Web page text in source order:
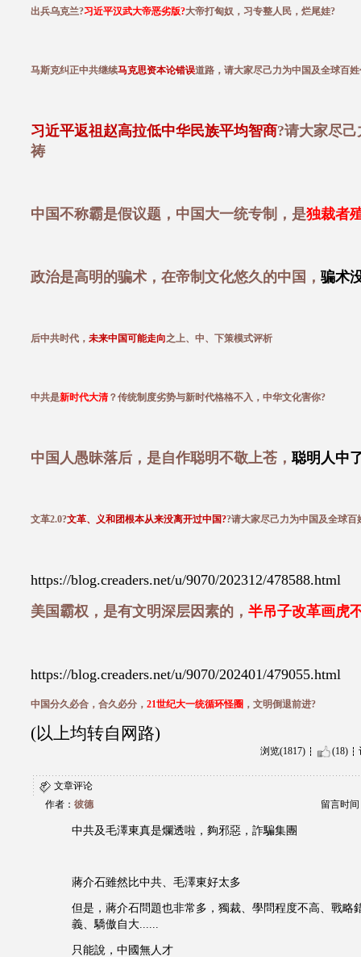
出兵乌克兰?习近平汉武大帝恶劣版?大帝打匈奴，习专整人民，烂尾娃?
马斯克纠正中共继续马克思资本论错误道路，请大家尽己力为中国及全球百
习近平返祖赵高拉低中华民族平均智商?请大家尽
祷
中国不称霸是假议题，中国大一统专制，是独裁者
政治是高明的骗术，在帝制文化悠久的中国， 骗术
后中共时代， 未来中国可能走向之上、中、下策模式评析
中共是新时代大清 ？传统制度劣势与新时代格格不入，中华文化害你?
中国人愚昧落后，是自作聪明不敬上苍， 聪明人中
文革2.0?文革、义和团根本从来没离开过中国??请大家尽己力为中国及全球百
https://blog.creaders.net/u/9070/202312/478588.html
美国霸权，是有文明深层因素的， 半吊子改革画虎
https://blog.creaders.net/u/9070/202401/479055.html
中国分久必合，合久必分， 21世纪大一统循环怪圈 ，文明倒退前进?
(以上均转自网路)
浏览(1817) (18)
文章评论
作者： 彼德 留言时间
中共及毛澤東真是爛透啦，夠邪惡，詐騙集團
蔣介石雖然比中共、毛澤東好太多
但是，蔣介石問題也非常多，獨裁、學問程度不高、戰略
義、驕傲自大......
只能說，中國無人才